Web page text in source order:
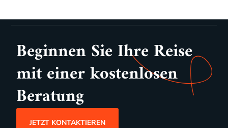
Beginnen Sie Ihre Reise
mit einer kostenlosen
Beratung
JETZT KONTAKTIEREN